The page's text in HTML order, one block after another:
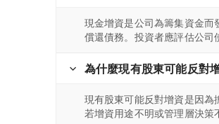
現金增資是公司為籌集資金
償還債務。投資者應評估公司
為什麼現有股東可能反對
現有股東可能反對增資是因為
若增資用途不明或管理層決策